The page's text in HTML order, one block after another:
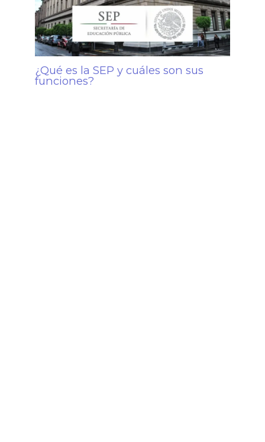
¿Qué es la SEP y cuáles son sus
funciones?